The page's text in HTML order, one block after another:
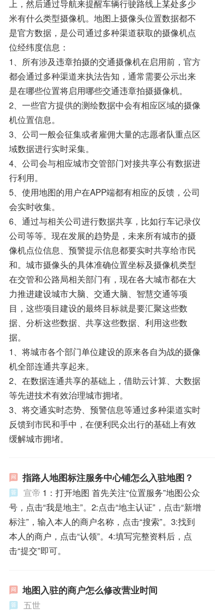
上，然后通过导航来提醒车辆行驶路线上某处多少
米有什么类型摄像机。地图上摄像头位置数据都不
是官方数据，是公司通过多种渠道获取的摄像机点
位经纬度信息：
1、所有涉及违章拍摄的交通摄像机在启用前，官方
都会通过多种渠道来执法告知，通常需要公示出来
是在哪些位置将启用哪些交通违章拍摄摄像机。
2、一些官方提供的测绘数据中会有相应区域的摄像
机位置信息。
3、公司一般会征集或者雇佣大量的志愿者队重点区
域数据进行实时采集。
4、公司会与相应城市交管部门对接共享公有数据进
行利用。
5、使用地图的用户在APP端都有相应的反馈，公司
会实时收集。
6、通过与相关公司进行数据共享，比如行车记录仪
公司等等。现在发展的趋势是，未来所有城市的摄
像机点位信息、预警提示信息都要实时共享给市民
和。城市摄像头的具体准确位置坐标及摄像机类型
在交管和公路局相关部门有，现在各大城市都在大
力推进建设城市大脑、交通大脑、智慧交通等项
目，这些项目建设的最终目标就是要汇聚这些数
据、分析这些数据、共享这些数据、利用这些数
据。
1、将城市各个部门单位建设的原来各自为战的摄像
机全部连通共享起来。
2、在数据连通共享的基础上，借助云计算、大数据
等先进技术有效治理城市拥堵。
3、将交通实时态势、预警信息等通过多种渠道实时
反馈到市民和手中，在便利民众出行的基础上有效
缓解城市拥堵。
指路人地图标注服务中心铺怎么入驻地图？
宣帝 1：打开地图 首先关注“位置服务”地图公众
号，点击“我是地主”。2:点击“地主认证”，点击“新增
标注”，输入本人的商户名称，点击“搜索”。3:找到
本人的商户，点击“认领”。4:填写完整资料后，点
击“提交”即可。
地图入驻的商户怎么修改营业时间
五世